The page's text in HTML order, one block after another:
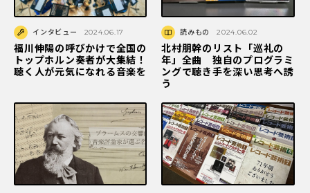
インタビュー 2024.06.17
福川伸陽の呼びかけで全国の
トップホルン奏者が大集結！
聴く人が元気になれる音楽を
読みもの 2024.06.02
北村朋幹のリスト「巡礼の
年」全曲 独自のプログラミ
ングで聴き手を深い思考へ誘
う